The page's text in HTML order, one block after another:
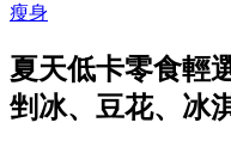
瘦身
夏天低卡零食輕
剉冰、豆花、冰